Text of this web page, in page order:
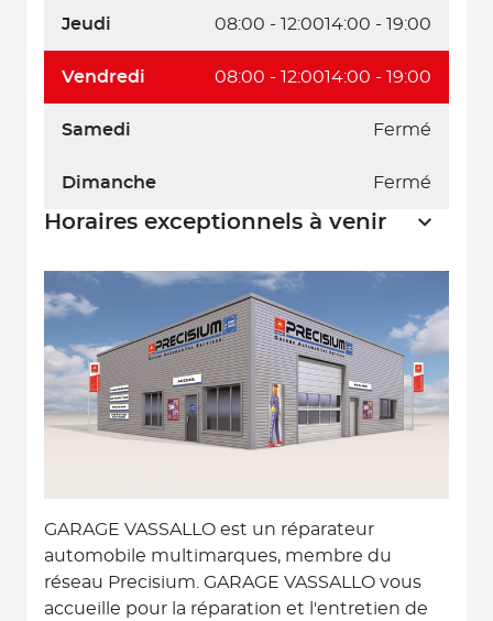
Jeudi 08:00 - 12:0014:00 - 19:00
Vendredi 08:00 - 12:0014:00 - 19:00
Samedi Fermé
Dimanche Fermé
Horaires exceptionnels à venir
GARAGE VASSALLO est un réparateur
automobile multimarques, membre du
réseau Precisium. GARAGE VASSALLO vous
accueille pour la réparation et l'entretien de